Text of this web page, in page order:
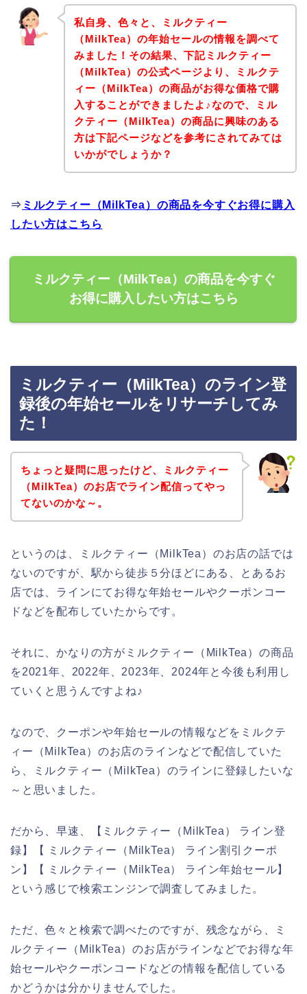
私自身、色々と、ミルクティー
（MilkTea）の年始セールの情報を調べて
みました！その結果、下記ミルクティー
（MilkTea）の公式ページより、ミルクテ
ィー（MilkTea）の商品がお得な価格で購
入することができましたよ♪なので、ミル
クティー（MilkTea）の商品に興味のある
方は下記ページなどを参考にされてみては
いかがでしょうか？
⇒ ミルクティー（MilkTea）の商品を今すぐお得に購入
したい方はこちら
ミルクティー（MilkTea）の商品を今すぐ
お得に購入したい方はこちら
ミルクティー（MilkTea）のライン登
録後の年始セールをリサーチしてみ
た！
ちょっと疑問に思ったけど、ミルクティー
（MilkTea）のお店でライン配信ってやっ
てないのかな～。
というのは、ミルクティー（MilkTea）のお店の話では
ないのですが、駅から徒歩５分ほどにある、とあるお
店では、ラインにてお得な年始セールやクーポンコー
ドなどを配布していたからです。
それに、かなりの方がミルクティー（MilkTea）の商品
を2021年、2022年、2023年、2024年と今後も利用し
ていくと思うんですよね♪
なので、クーポンや年始セールの情報などをミルクテ
ィー（MilkTea）のお店のラインなどで配信していた
ら、ミルクティー（MilkTea）のラインに登録したいな
～と思いました。
だから、早速、【ミルクティー（MilkTea） ライン登
録】【 ミルクティー（MilkTea） ライン割引クーポ
ン】【 ミルクティー（MilkTea） ライン年始セール】
という感じで検索エンジンで調査してみました。
ただ、色々と検索で調べたのですが、残念ながら、ミ
ルクティー（MilkTea）のお店がラインなどでお得な年
始セールやクーポンコードなどの情報を配信している
かどうかは分かりませんでした。